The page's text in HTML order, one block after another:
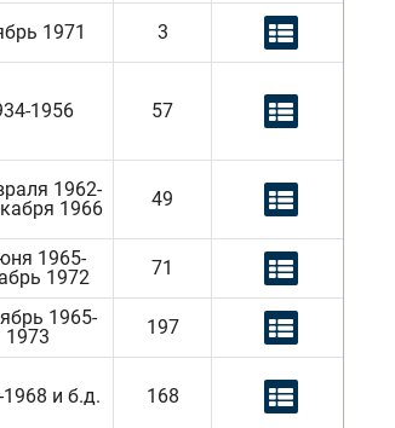
1971 3
1956 57
1962-
1966
49
1965-
1972
71
1965-
1973
197
1968 и б.д. 168